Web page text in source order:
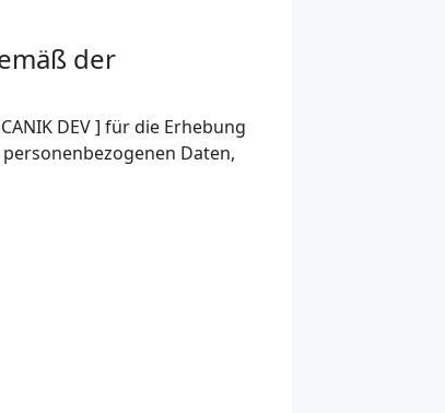
der
DEV ] für die Erhebung
Daten,